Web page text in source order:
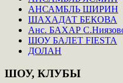
АНСАМБЛЬ ШИРИН
ШАХАДАТ БЕКОВА
Анс. БАХАР
ШОУ БАЛЕТ FIESTA
ДОЛАН
ШОУ, КЛУБЫ